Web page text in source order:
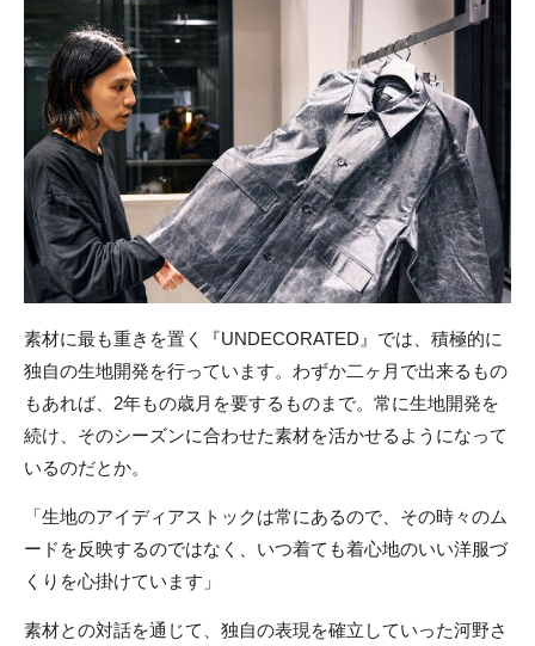
素材に最も重きを置く『UNDECORATED』では、積極的に
独自の生地開発を行っています。わずか二ヶ月で出来るもの
もあれば、2年もの歳月を要するものまで。常に生地開発を
続け、そのシーズンに合わせた素材を活かせるようになって
いるのだとか。
「生地のアイディアストックは常にあるので、その時々のム
ードを反映するのではなく、いつ着ても着心地のいい洋服づ
くりを心掛けています」
素材との対話を通じて、独自の表現を確立していった河野さ